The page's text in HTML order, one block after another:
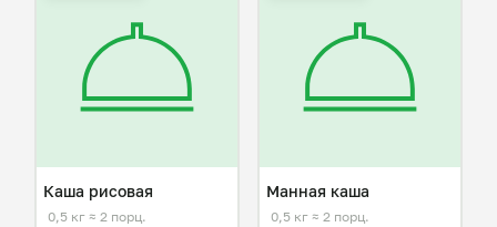
Каша рисовая
0,5 кг ≈ 2 порц.
Манная каша
0,5 кг ≈ 2 порц.